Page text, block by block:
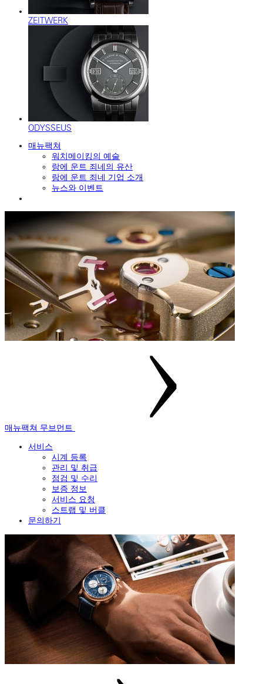
ZEITWERK
ODYSSEUS
매뉴팩쳐
워치메이킹의 예술
랑에 운트 죄네의 유산
랑에 운트 죄네 기업 소개
뉴스와 이벤트
매뉴팩쳐 무브먼트
서비스
시계 등록
관리 및 취급
점검 및 수리
보증 정보
서비스 요청
스트랩 및 버클
문의하기